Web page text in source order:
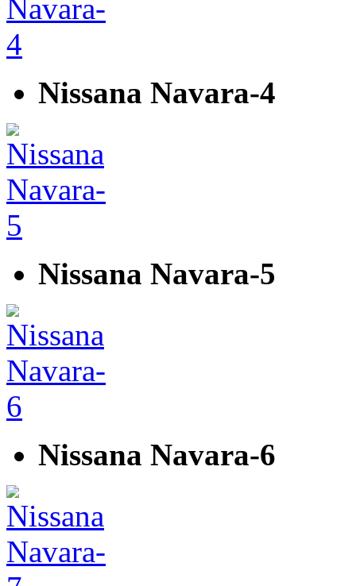
Nissana Navara-4
Nissana Navara-5
Nissana Navara-6